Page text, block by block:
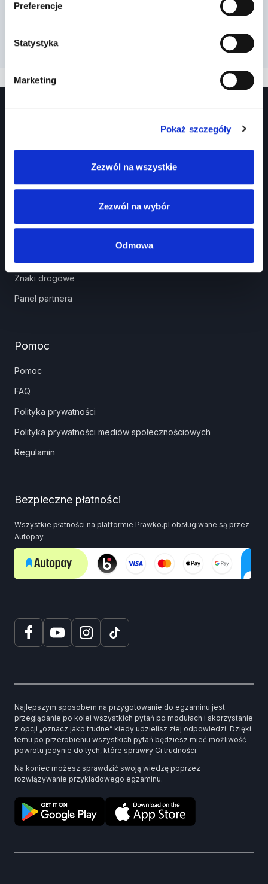
Preferencje
Statystyka
Marketing
Pokaż szczegóły
Zezwól na wszystkie
Zezwól na wybór
Odmowa
Prawko.pl
Znaki drogowe
Panel partnera
Pomoc
Pomoc
FAQ
Polityka prywatności
Polityka prywatności mediów społecznościowych
Regulamin
Bezpieczne płatności
Wszystkie płatności na platformie Prawko.pl obsługiwane są przez
Autopay.
Najlepszym sposobem na przygotowanie do egzaminu jest
przeglądanie po kolei wszystkich pytań po modułach i skorzystanie
z opcji „oznacz jako trudne” kiedy udzielisz złej odpowiedzi. Dzięki
temu po przerobieniu wszystkich pytań będziesz mieć możliwość
powrotu jedynie do tych, które sprawiły Ci trudności.
Na koniec możesz sprawdzić swoją wiedzę poprzez
rozwiązywanie przykładowego egzaminu.